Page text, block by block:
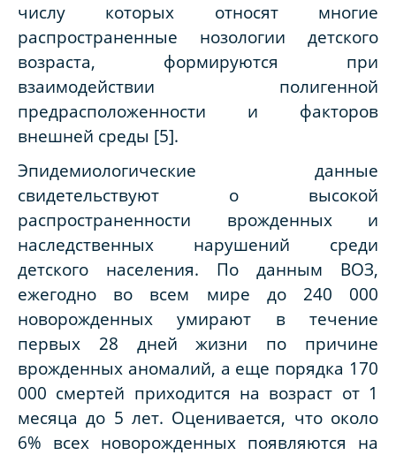
числу которых относят многие
распространенные нозологии детского
возраста, формируются при
взаимодействии полигенной
предрасположенности и факторов
внешней среды [5].
Эпидемиологические данные
свидетельствуют о высокой
распространенности врожденных и
наследственных нарушений среди
детского населения. По данным ВОЗ,
ежегодно во всем мире до 240 000
новорожденных умирают в течение
первых 28 дней жизни по причине
врожденных аномалий, а еще порядка 170
000 смертей приходится на возраст от 1
месяца до 5 лет. Оценивается, что около
6% всех новорожденных появляются на